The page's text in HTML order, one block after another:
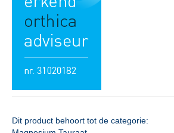
Dit product behoort tot de categorie: